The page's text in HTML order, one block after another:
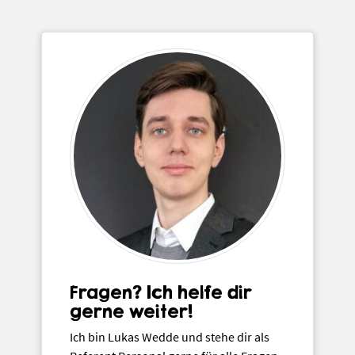
Fragen? Ich helfe dir
gerne weiter!
Ich bin Lukas Wedde und stehe dir als